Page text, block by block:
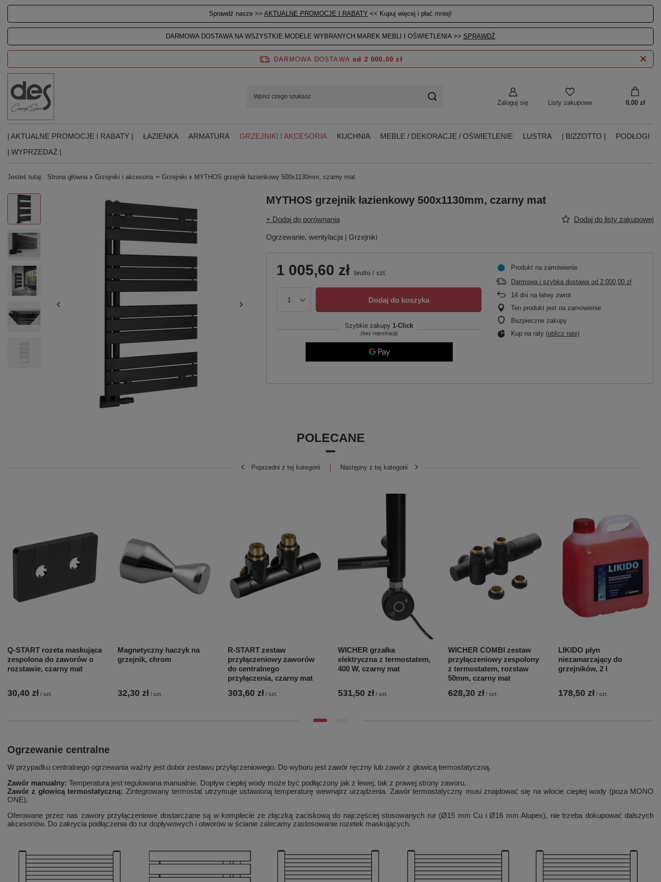
Sprawdź nasze >> AKTUALNE PROMOCJE I RABATY << Kupuj więcej i płać mniej!
DARMOWA DOSTAWA NA WSZYSTKIE MODELE WYBRANYCH MAREK MEBLI I OŚWIETLENIA >> SPRAWDŹ
Zaloguj się Listy zakupowe 0,00 zł
DARMOWA DOSTAWA od 2 000,00 zł
| AKTUALNE PROMOCJE I RABATY | ŁAZIENKA ARMATURA GRZEJNIKI I AKCESORIA KUCHNIA MEBLE / DEKORACJE / OŚWIETLENIE LUSTRA | BIZZOTTO |
PODŁOGI
| WYPRZEDAŻ |
Jesteś tutaj: Strona główna Grzejniki i akcesoria Grzejniki MYTHOS grzejnik łazienkowy 500x1130mm, czarny mat
MYTHOS grzejnik łazienkowy 500x1130mm, czarny mat
+ Dodaj do porównania Dodaj do listy zakupowej
Ogrzewanie, wentylacja | Grzejniki
1 005,60 zł brutto/ szt.
Dodaj do koszyka
Szybkie zakupy 1-Click
(bez rejestracji)
Produkt na zamówienie
Darmowa i szybka dostawa od2 000,00 zł
14 dni na łatwy zwrot
Ten produkt jest na zamówienie
Bezpieczne zakupy
Kup na raty (oblicz ratę)
POLECANE
Poprzedni z tej kategorii
Q-START rozeta maskująca
zespolona do zaworów o
rozstawie, czarny mat
30,40 zł / szt.
Magnetyczny haczyk na
grzejnik, chrom
32,30 zł / szt.
R-START zestaw
przyłączeniowy zaworów
do centralnego
przyłączenia, czarny mat
303,60 zł / szt.
WICHER grzałka
elektryczna z termostatem,
400 W, czarny mat
531,50 zł / szt.
WICHER COMBI zestaw
przyłączeniowy zespolony
z termostatem, rozstaw
50mm, czarny mat
628,30 zł / szt.
LIKIDO płyn
niezamarzający do
grzejników, 2 l
178,50 zł / szt.
Następny z tej kategorii
Ogrzewanie centralne
W przypadku centralnego ogrzewania ważny jest dobór zestawu przyłączeniowego. Do wyboru jest zawór ręczny lub zawór z głowicą termostatyczną.
Zawór manualny: Temperatura jest regulowana manualnie. Dopływ ciepłej wody może być podłączony jak z lewej, tak z prawej strony zaworu.
Zawór z głowicą termostatyczną: Zintegrowany termostat utrzymuje ustawioną temperaturę wewnątrz urządzenia. Zawór termostatyczny musi znajdować się na wlocie ciepłej wody (poza MONO
ONE).
Oferowane przez nas zawory przyłączeniowe dostarczane są w komplecie ze złączką zaciskową do najczęściej stosowanych rur (Ø15 mm Cu i Ø16 mm Alupex), nie trzeba dokupować dalszych
akcesoriów. Do zakrycia podłączenia do rur dopływowych i otworów w ścianie zalecamy zastosowanie rozetek maskujących.